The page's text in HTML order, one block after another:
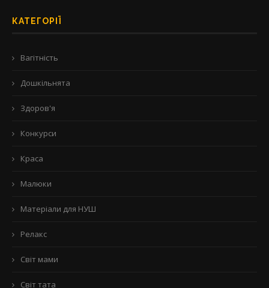
КАТЕГОРІЇ
Вагітність
Дошкільнята
Здоров'я
Конкурси
Краса
Малюки
Матеріали для НУШ
Релакс
Світ мами
Світ тата